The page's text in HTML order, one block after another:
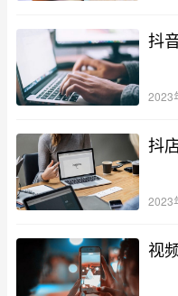
抖
2023
抖
2023
视